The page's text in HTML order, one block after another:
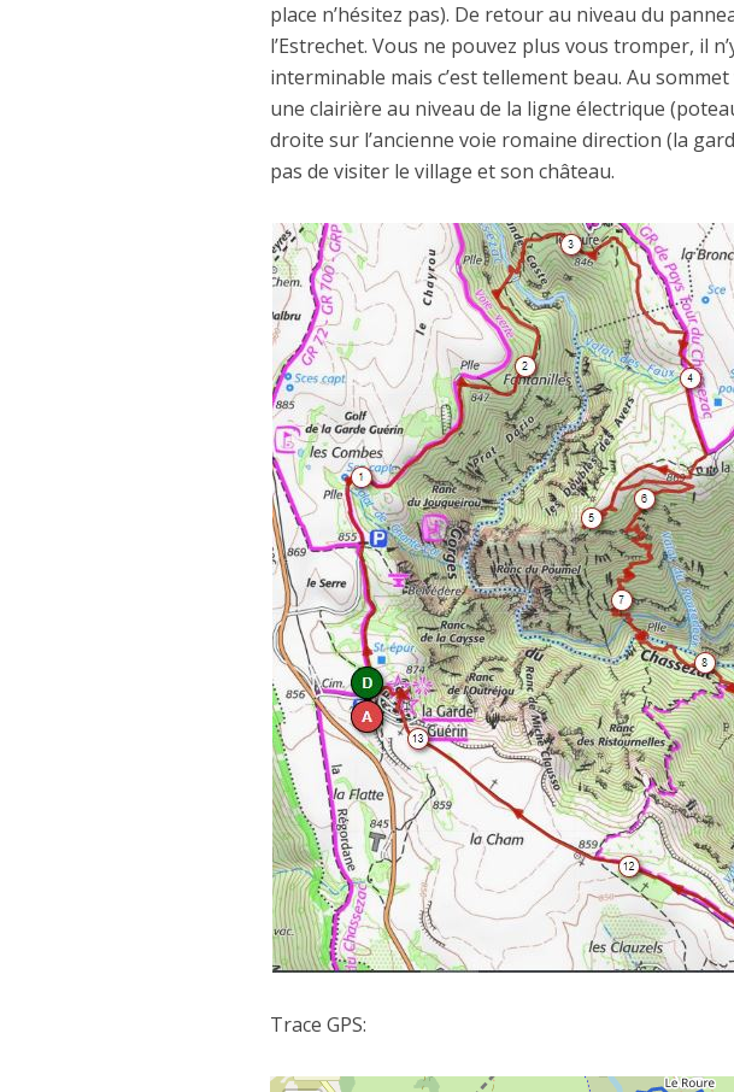
place n’hésitez pas). De retour au niveau du
l’Estrechet. Vous ne pouvez plus vous tromper, il
interminable mais c’est tellement beau. Au
une clairière au niveau de la ligne électrique
droite sur l’ancienne voie romaine direction (la
pas de visiter le village et son château.
Trace GPS: